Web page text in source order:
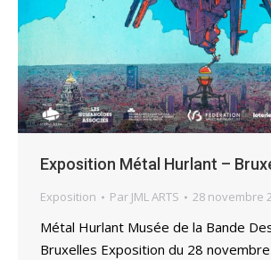
Exposition Métal Hurlant –
Exposition Par JML ARTS 28 novembre
Métal Hurlant Musée de la Bande
Bruxelles Exposition du 28